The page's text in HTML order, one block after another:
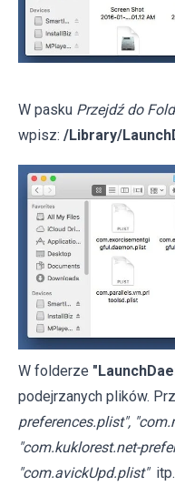
W pasku Przejdź do
wpisz: /Library/
W folderze
podejrzanych plików.
preferences.plist",
"com.kuklorest.net-
"com.avickUpd.plist"